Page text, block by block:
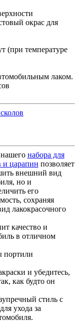
окрас для
(при температуре
лаком.
набора для
и царапин позволяет
внешний вид
но и
его
сохраняя
лакокрасочного
качество и
в отличном
портили
и убедитесь,
как будто он
стиль с
ухода за